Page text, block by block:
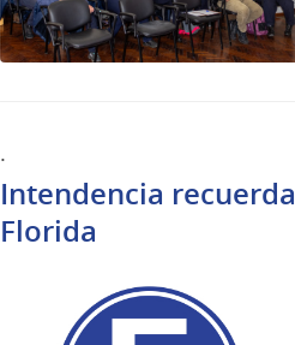
.
Intendencia
Florida